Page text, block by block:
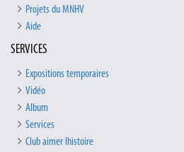
Projets du MNHV
Aide
SERVICES
Expositions temporaires
Vidéo
Album
Services
Club aimer lhistoire